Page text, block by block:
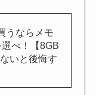
うならメモ
選べ！【8GB
いと後悔す